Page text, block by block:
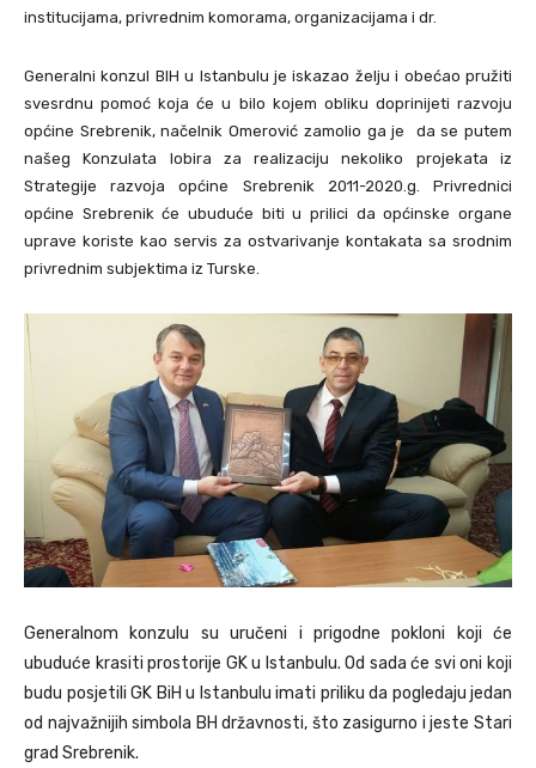
institucijama, privrednim komorama, organizacijama i dr.
Generalni konzul BIH u Istanbulu je iskazao želju i obećao pružiti
svesrdnu pomoć koja će u bilo kojem obliku doprinijeti razvoju
općine Srebrenik, načelnik Omerović zamolio ga je da se putem
našeg Konzulata lobira za realizaciju nekoliko projekata iz
Strategije razvoja općine Srebrenik 2011-2020.g. Privrednici
općine Srebrenik će ubuduće biti u prilici da općinske organe
uprave koriste kao servis za ostvarivanje kontakata sa srodnim
privrednim subjektima iz Turske.
Generalnom konzulu su uručeni i prigodne pokloni koji će
ubuduće krasiti prostorije GK u Istanbulu. Od sada će svi oni koji
budu posjetili GK BiH u Istanbulu imati priliku da pogledaju jedan
od najvažnijih simbola BH državnosti, što zasigurno i jeste Stari
grad Srebrenik.